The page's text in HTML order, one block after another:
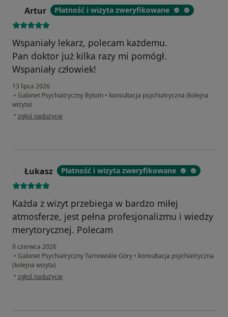
Artur Płatność i wizyta zweryfikowane
Wspaniały lekarz, polecam każdemu.
Pan doktor już kilka razy mi pomógł.
Wspaniały człowiek!
13 lipca 2026
• Gabinet Psychiatryczny Bytom • konsultacja psychiatryczna (kolejna
wizyta)
• w opinii użytkownika Artur
zgłoś nadużycie
Łukasz Płatność i wizyta zweryfikowane
Każda z wizyt przebiega w bardzo miłej
atmosferze, jest pełna profesjonalizmu i wiedzy
merytorycznej. Polecam
9 czerwca 2026
• Gabinet Psychiatryczny Tarnowskie Góry • konsultacja psychiatryczna
(kolejna wizyta)
• w opinii użytkownika Łukasz
zgłoś nadużycie